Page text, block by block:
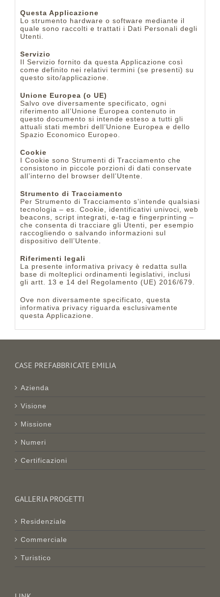
Questa Applicazione
Lo strumento hardware o software mediante il
quale sono raccolti e trattati i Dati Personali degli
Utenti.
Servizio
Il Servizio fornito da questa Applicazione così
come definito nei relativi termini (se presenti) su
questo sito/applicazione.
Unione Europea (o UE)
Salvo ove diversamente specificato, ogni
riferimento all’Unione Europea contenuto in
questo documento si intende esteso a tutti gli
attuali stati membri dell’Unione Europea e dello
Spazio Economico Europeo.
Cookie
I Cookie sono Strumenti di Tracciamento che
consistono in piccole porzioni di dati conservate
all’interno del browser dell’Utente.
Strumento di Tracciamento
Per Strumento di Tracciamento s’intende qualsiasi
tecnologia – es. Cookie, identificativi univoci, web
beacons, script integrati, e-tag e fingerprinting –
che consenta di tracciare gli Utenti, per esempio
raccogliendo o salvando informazioni sul
dispositivo dell’Utente.
Riferimenti legali
La presente informativa privacy è redatta sulla
base di molteplici ordinamenti legislativi, inclusi
gli artt. 13 e 14 del Regolamento (UE) 2016/679.
Ove non diversamente specificato, questa
informativa privacy riguarda esclusivamente
questa Applicazione.
CASE PREFABBRICATE EMILIA
Azienda
Visione
Missione
Numeri
Certificazioni
GALLERIA PROGETTI
Residenziale
Commerciale
Turistico